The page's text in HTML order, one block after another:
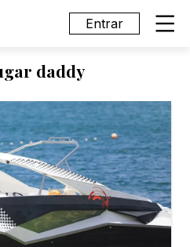
Entrar
daddy